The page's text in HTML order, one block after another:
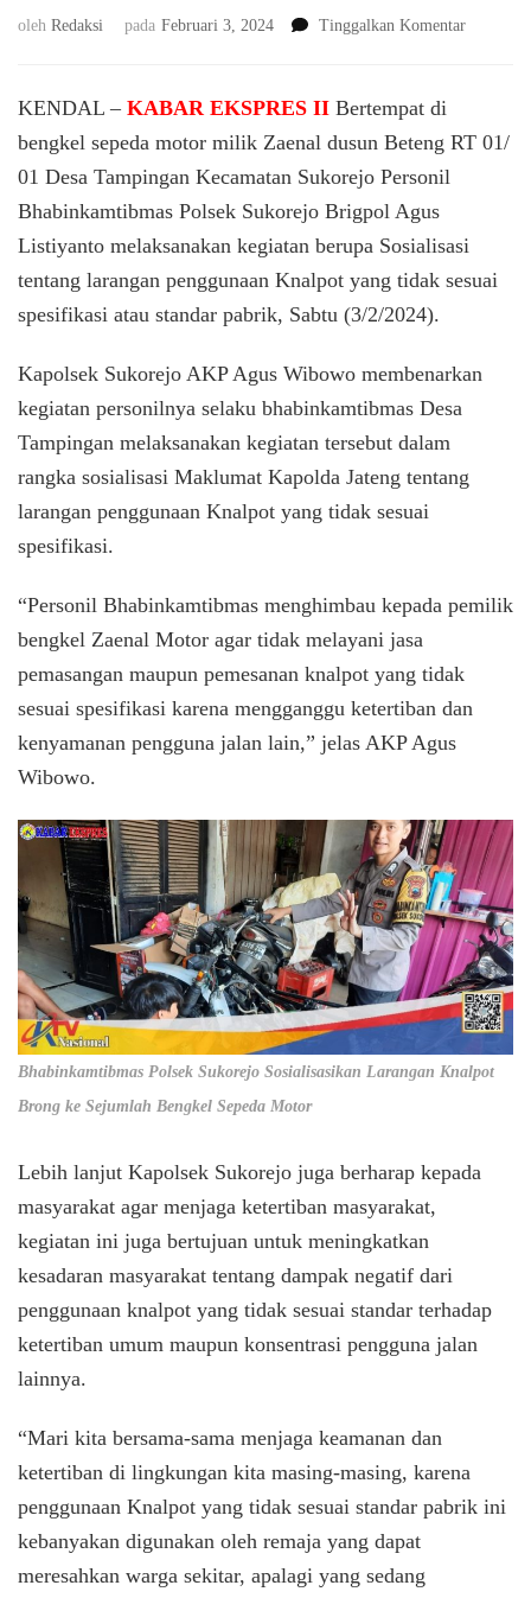
oleh Redaksi pada Februari 3, 2024 Tinggalkan Komentarpada
Larangan
Sejumlah
Bengkel
KENDAL – KABAR EKSPRES II Bertempat di
bengkel sepeda motor milik Zaenal dusun Beteng RT 01/
01 Desa Tampingan Kecamatan Sukorejo Personil
Bhabinkamtibmas Polsek Sukorejo Brigpol Agus
Listiyanto melaksanakan kegiatan berupa Sosialisasi
tentang larangan penggunaan Knalpot yang tidak sesuai
spesifikasi atau standar pabrik, Sabtu (3/2/2024).
Kapolsek Sukorejo AKP Agus Wibowo membenarkan
kegiatan personilnya selaku bhabinkamtibmas Desa
Tampingan melaksanakan kegiatan tersebut dalam
rangka sosialisasi Maklumat Kapolda Jateng tentang
larangan penggunaan Knalpot yang tidak sesuai
spesifikasi.
“Personil Bhabinkamtibmas menghimbau kepada pemilik
bengkel Zaenal Motor agar tidak melayani jasa
pemasangan maupun pemesanan knalpot yang tidak
sesuai spesifikasi karena mengganggu ketertiban dan
kenyamanan pengguna jalan lain,” jelas AKP Agus
Wibowo.
Bhabinkamtibmas Polsek Sukorejo Sosialisasikan Larangan Knalpot
Brong ke Sejumlah Bengkel Sepeda Motor
Lebih lanjut Kapolsek Sukorejo juga berharap kepada
masyarakat agar menjaga ketertiban masyarakat,
kegiatan ini juga bertujuan untuk meningkatkan
kesadaran masyarakat tentang dampak negatif dari
penggunaan knalpot yang tidak sesuai standar terhadap
ketertiban umum maupun konsentrasi pengguna jalan
lainnya.
“Mari kita bersama-sama menjaga keamanan dan
ketertiban di lingkungan kita masing-masing, karena
penggunaan Knalpot yang tidak sesuai standar pabrik ini
kebanyakan digunakan oleh remaja yang dapat
meresahkan warga sekitar, apalagi yang sedang